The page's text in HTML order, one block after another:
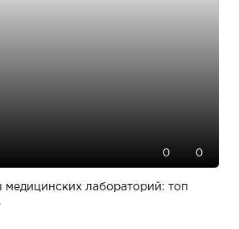
0 0
лабораторий: топ